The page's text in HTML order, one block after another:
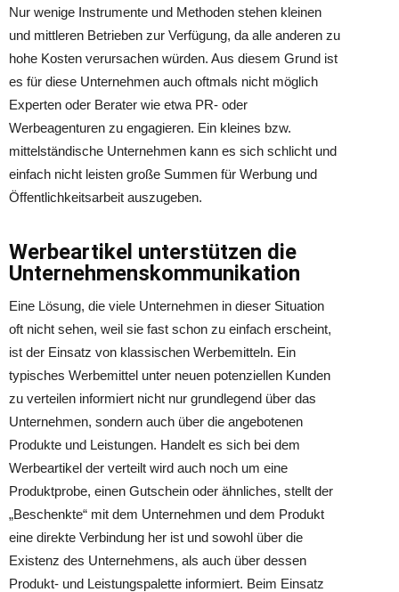
Nur wenige Instrumente und Methoden stehen kleinen
und mittleren Betrieben zur Verfügung, da alle anderen zu
hohe Kosten verursachen würden. Aus diesem Grund ist
es für diese Unternehmen auch oftmals nicht möglich
Experten oder Berater wie etwa PR- oder
Werbeagenturen zu engagieren. Ein kleines bzw.
mittelständische Unternehmen kann es sich schlicht und
einfach nicht leisten große Summen für Werbung und
Öffentlichkeitsarbeit auszugeben.
Werbeartikel unterstützen die
Unternehmenskommunikation
Eine Lösung, die viele Unternehmen in dieser Situation
oft nicht sehen, weil sie fast schon zu einfach erscheint,
ist der Einsatz von klassischen Werbemitteln. Ein
typisches Werbemittel unter neuen potenziellen Kunden
zu verteilen informiert nicht nur grundlegend über das
Unternehmen, sondern auch über die angebotenen
Produkte und Leistungen. Handelt es sich bei dem
Werbeartikel der verteilt wird auch noch um eine
Produktprobe, einen Gutschein oder ähnliches, stellt der
„Beschenkte“ mit dem Unternehmen und dem Produkt
eine direkte Verbindung her ist und sowohl über die
Existenz des Unternehmens, als auch über dessen
Produkt- und Leistungspalette informiert. Beim Einsatz